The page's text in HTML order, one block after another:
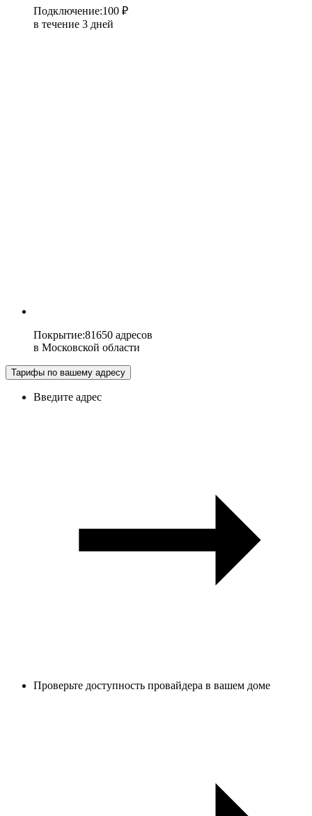
Подключение:100 ₽
в течение 3 дней
Покрытие:81650 адресов
в Московской области
Тарифы по вашему адресу
Введите адрес
Проверьте доступность провайдера в вашем доме